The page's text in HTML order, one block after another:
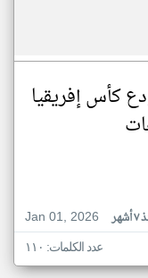
كأس إفريقيا
Jan 01, 2026
عدد الكلمات: ١١٠